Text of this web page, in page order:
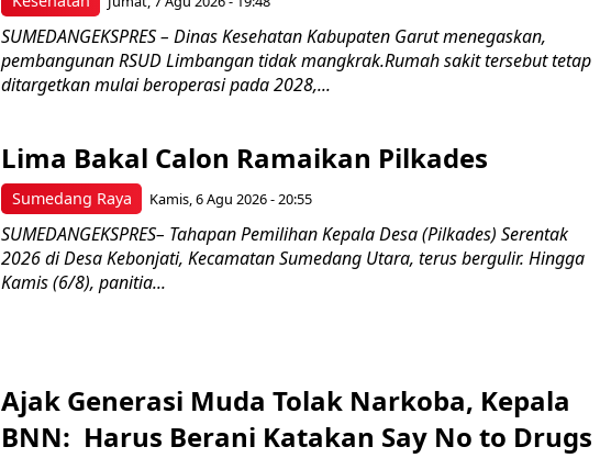
SUMEDANGEKSPRES – Dinas Kesehatan Kabupaten Garut menegaskan,
pembangunan RSUD Limbangan tidak mangkrak.Rumah sakit tersebut tetap
ditargetkan mulai beroperasi pada 2028,...
Sumedang Raya
Lima Bakal Calon Ramaikan Pilkades
Kamis, 6 Agu 2026 - 20:55
SUMEDANGEKSPRES– Tahapan Pemilihan Kepala Desa (Pilkades) Serentak
2026 di Desa Kebonjati, Kecamatan Sumedang Utara, terus bergulir. Hingga
Kamis (6/8), panitia...
Ajak Generasi Muda Tolak Narkoba, Kepala
BNN: Harus Berani Katakan Say No to Drugs